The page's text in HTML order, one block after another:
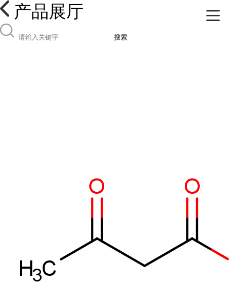
产品展厅
搜索